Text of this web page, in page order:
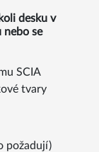
desku v
nebo se
SCIA
tvary
požadují)